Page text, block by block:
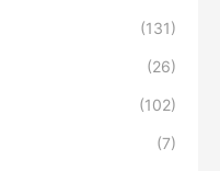
(131)
(26)
(102)
(7)